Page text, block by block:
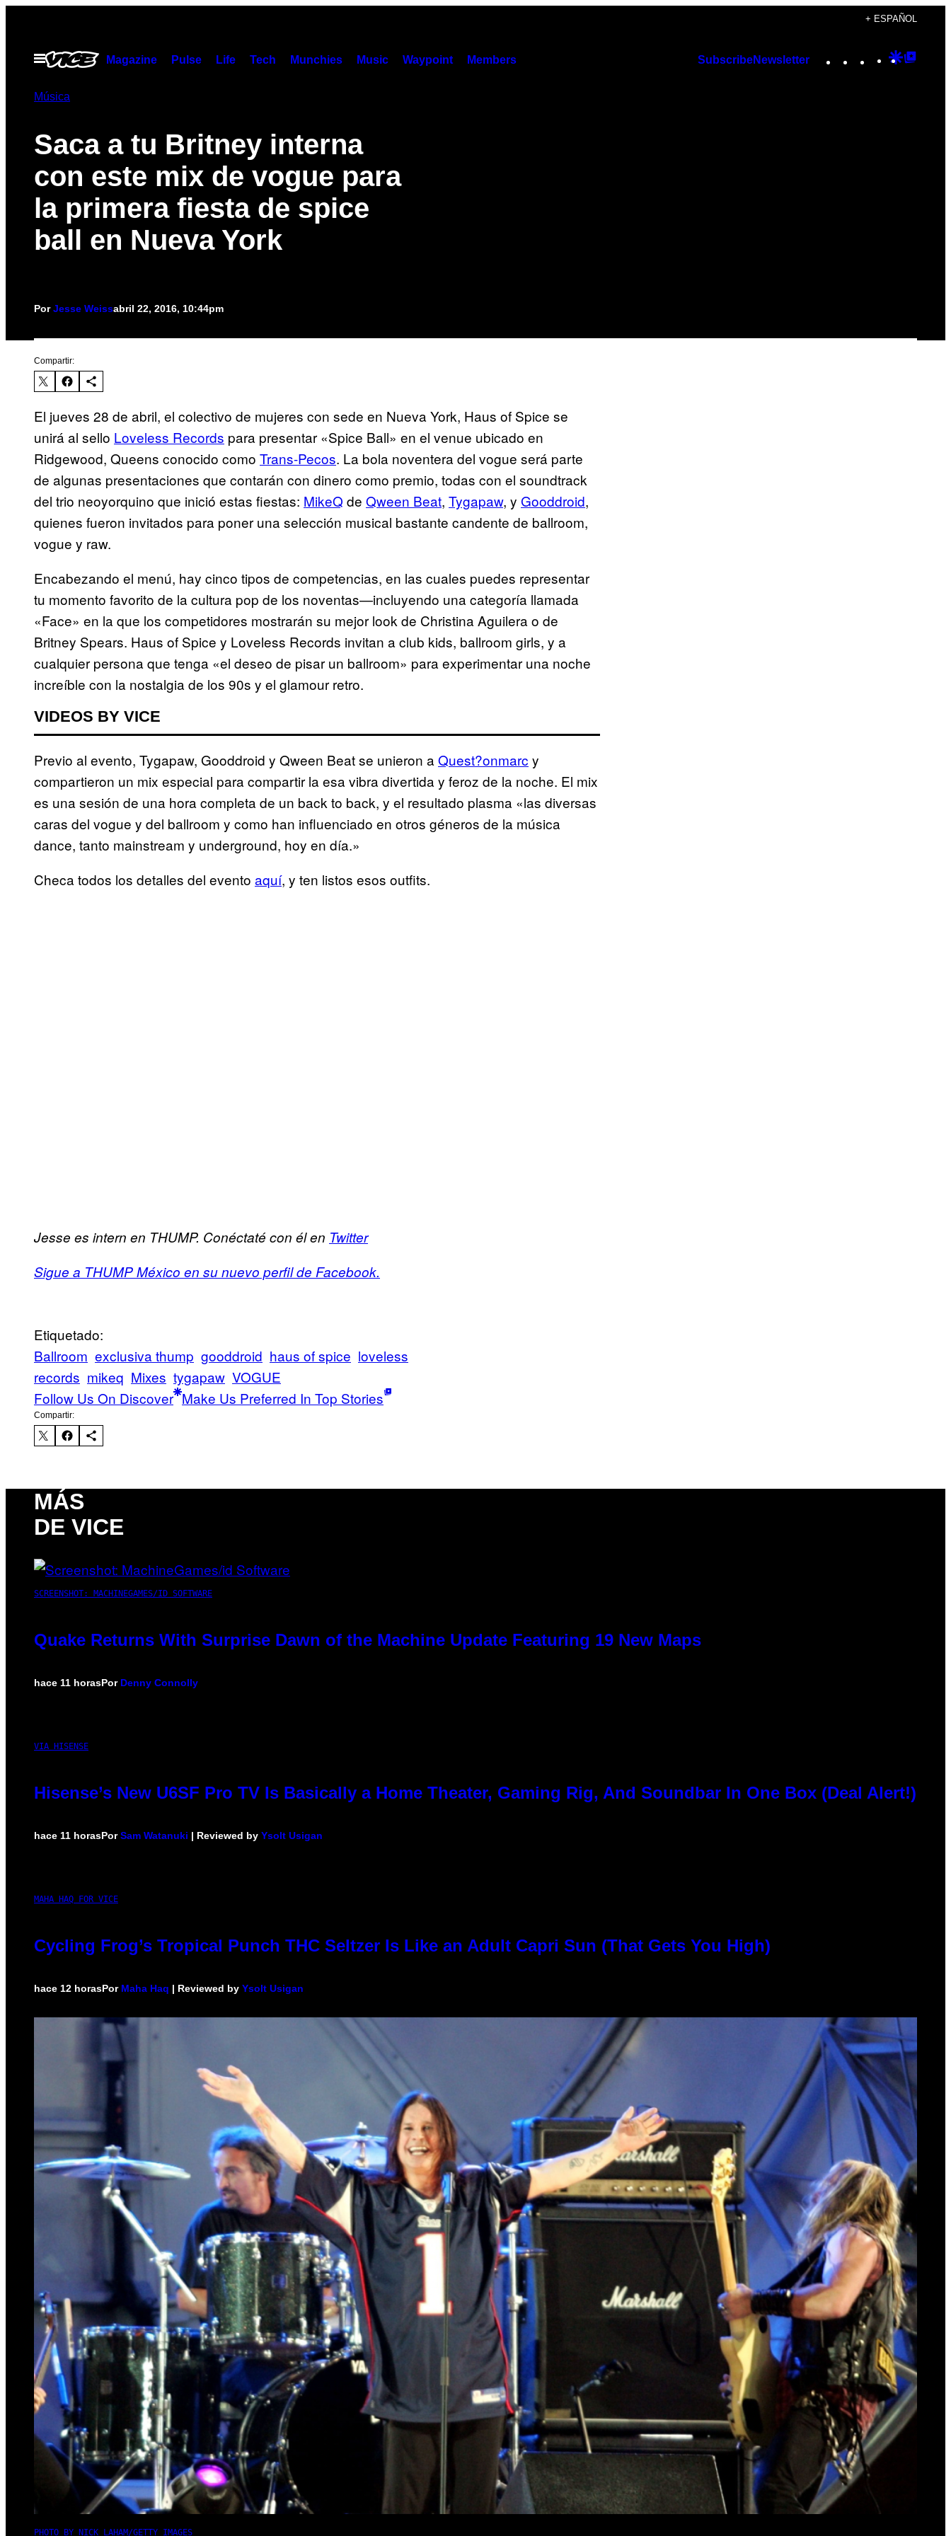
contenido
+ ESPAÑOL
Abrir
Menú
Magazine Pulse Life Tech Munchies Music Waypoint Members SubscribeNewsletter Instagram
TikTok
YouTube
Google
Música
Saca a tu Britney interna
con este mix de vogue para
la primera fiesta de spice
ball en Nueva York
PorJesse Weissabril 22, 2016, 10:44pm
Compartir:
El jueves 28 de abril, el colectivo de mujeres con sede en Nueva York, Haus of Spice se
unirá al sello Loveless Records para presentar «Spice Ball» en el venue ubicado en
Ridgewood, Queens conocido como Trans-Pecos. La bola noventera del vogue será parte
de algunas presentaciones que contarán con dinero como premio, todas con el soundtrack
del trio neoyorquino que inició estas fiestas: MikeQ de Qween Beat, Tygapaw, y Gooddroid,
quienes fueron invitados para poner una selección musical bastante candente de ballroom,
vogue y raw.
Encabezando el menú, hay cinco tipos de competencias, en las cuales puedes representar
tu momento favorito de la cultura pop de los noventas—incluyendo una categoría llamada
«Face» en la que los competidores mostrarán su mejor look de Christina Aguilera o de
Britney Spears. Haus of Spice y Loveless Records invitan a club kids, ballroom girls, y a
cualquier persona que tenga «el deseo de pisar un ballroom» para experimentar una noche
increíble con la nostalgia de los 90s y el glamour retro.
VIDEOS BY VICE
Previo al evento, Tygapaw, Gooddroid y Qween Beat se unieron a Quest?onmarc y
compartieron un mix especial para compartir la esa vibra divertida y feroz de la noche. El mix
es una sesión de una hora completa de un back to back, y el resultado plasma «las diversas
caras del vogue y del ballroom y como han influenciado en otros géneros de la música
dance, tanto mainstream y underground, hoy en día.»
Checa todos los detalles del evento aquí, y ten listos esos outfits.
Jesse es intern en THUMP. Conéctaté con él en Twitter
Sigue a THUMP México en su nuevo perfil de Facebook.
Etiquetado:
Ballroom exclusiva thump gooddroid haus of spice loveless
records mikeq Mixes tygapaw VOGUE
Follow Us On Discover Make Us Preferred In Top Stories
Compartir:
MÁS
DE VICE
SCREENSHOT: MACHINEGAMES/ID SOFTWARE
Quake Returns With Surprise Dawn of the Machine Update Featuring 19 New Maps
hace 11 horasPor Denny Connolly
VIA HISENSE
Hisense’s New U6SF Pro TV Is Basically a Home Theater, Gaming Rig, And Soundbar In One Box (Deal Alert!)
hace 11 horasPorSam Watanuki | Reviewed by Ysolt Usigan
MAHA HAQ FOR VICE
Cycling Frog’s Tropical Punch THC Seltzer Is Like an Adult Capri Sun (That Gets You High)
hace 12 horasPor Maha Haq | Reviewed by Ysolt Usigan
PHOTO BY NICK LAHAM/GETTY IMAGES